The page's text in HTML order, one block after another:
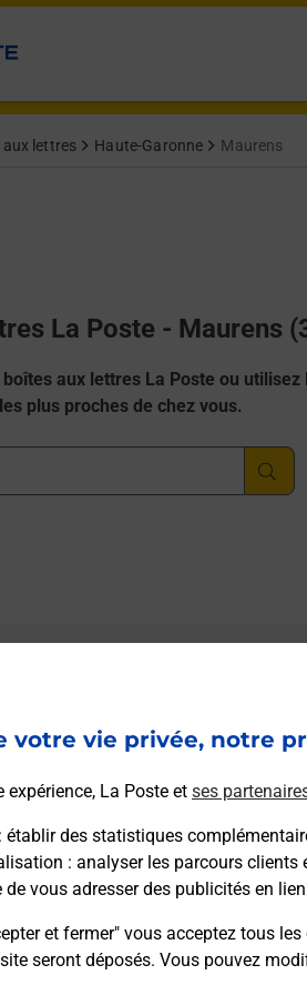
votre vie privée, notre
expérience, La Poste et ses
: établir des statistiques
: analyser les parcours
de vous adresser des publicités en
et fermer" vous acceptez tous
seront déposés. Vous pouvez
lettres Haute-Garonne Maurens
La Poste - Maurens
boîtes aux lettres La Poste ou
plus proches de chez vous.
Postal
La Poste
aujourd'hui à 09h30